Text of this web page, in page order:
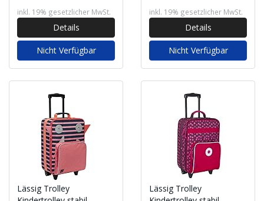
inkl. 19% gesetzlicher MwSt.
Details
Nicht Verfügbar
inkl. 19% gesetzlicher MwSt.
Details
Nicht Verfügbar
Lässig Trolley
Lässig Trolley